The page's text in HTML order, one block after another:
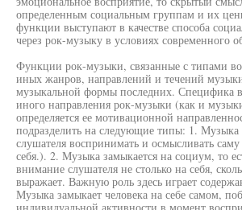
определенным социальным группам и их
функции выступают в качестве способа
через рок-музыку в условиях современного
Функции рок-музыки, связанные с типами
иных жанров, направлений и течений
музыкальной формы последних. Специфика
иного направления рок-музыки (как и
определяется ее мотивационной
подразделить на следующие типы: 1. Музыка
слушателя воспринимать и осмысливать
себя.). 2. Музыка замыкается на социум, то
внимание слушателя не столько на себя,
выражает. Важную роль здесь играет
Музыка замыкает человека на себе самом,